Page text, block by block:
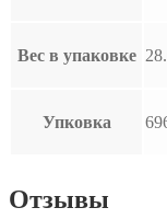
Вес в упаковке
Упковка
Отзывы